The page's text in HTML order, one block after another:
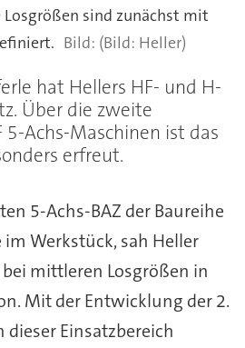
Losgrößen sind zunächst mit
(Bild: Heller)
hat Hellers HF- und H-
Über die zweite
Achs-Maschinen ist das
erfreut.
5-Achs-BAZ der Baureihe
im Werkstück, sah Heller
mittleren Losgrößen in
Mit der Entwicklung der 2.
Einsatzbereich